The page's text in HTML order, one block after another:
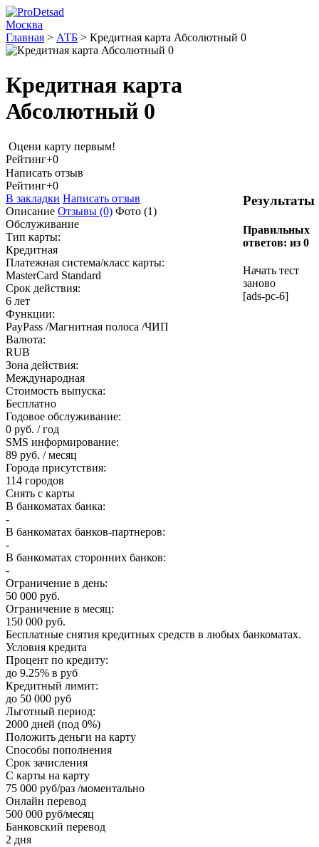
Москва
Главная > АТБ > Кредитная карта Абсолютный 0
Кредитная карта
Абсолютный 0
Оцени карту первым!
Рейтинг+0
Написать отзыв
Результаты
Правильных
ответов: из 0
Начать тест
заново
[ads-pc-6]
Рейтинг+0
В закладки Написать отзыв
Описание Отзывы (0) Фото (1)
Обслуживание
Тип карты:
Кредитная
Платежная система/класс карты:
MasterCard Standard
Срок действия:
6 лет
Функции:
PayPass /Магнитная полоса /ЧИП
Валюта:
RUB
Зона действия:
Международная
Стоимость выпуска:
Бесплатно
Годовое обслуживание:
0 руб. / год
SMS информирование:
89 руб. / месяц
Города присутствия:
114 городов
Снять с карты
В банкоматах банка:
-
В банкоматах банков-партнеров:
-
В банкоматах сторонних банков:
-
Ограничение в день:
50 000 руб.
Ограничение в месяц:
150 000 руб.
Бесплатные снятия кредитных средств в любых банкоматах.
Условия кредита
Процент по кредиту:
до 9.25% в руб
Кредитный лимит:
до 50 000 руб
Льготный период:
2000 дней (под 0%)
Положить деньги на карту
Способы пополнения
Срок зачисления
С карты на карту
75 000 руб/раз /моментально
Онлайн перевод
500 000 руб/месяц
Банковский перевод
2 дня